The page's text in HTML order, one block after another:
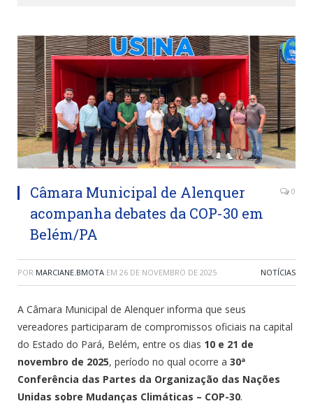
Câmara Municipal de Alenquer
acompanha debates da COP-30 em
Belém/PA
0
POR MARCIANE.BMOTA EM 26 DE NOVEMBRO DE 2025 NOTÍCIAS
A Câmara Municipal de Alenquer informa que seus
vereadores participaram de compromissos oficiais na capital
do Estado do Pará, Belém, entre os dias 10 e 21 de
novembro de 2025, período no qual ocorre a 30ª
Conferência das Partes da Organização das Nações
Unidas sobre Mudanças Climáticas – COP-30.